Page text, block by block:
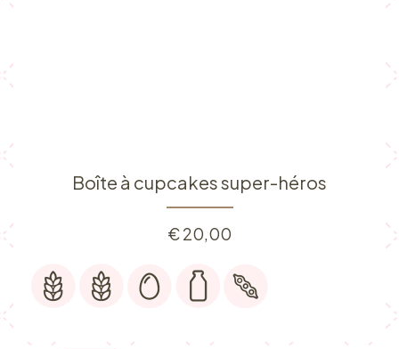
Boîte à cupcakes super-héros
€20,00